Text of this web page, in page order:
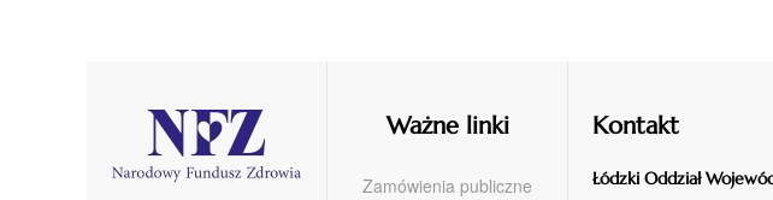
Ważne linki
Zamówienia publiczne
Kontakt
Łódzki Oddział